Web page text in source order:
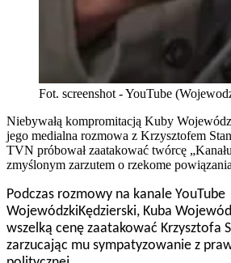
Fot. screenshot - YouTube
Niebywałą kompromitacją Kuby
jego medialna rozmowa z Krzysztofem
TVN próbował zaatakować twórcę
zmyślonym zarzutem o rzekome
Podczas rozmowy na kanale YouTube
WojewódzkiKędzierski, Kuba
wszelką cenę zaatakować Krzysztofa
zarzucając mu sympatyzowanie z